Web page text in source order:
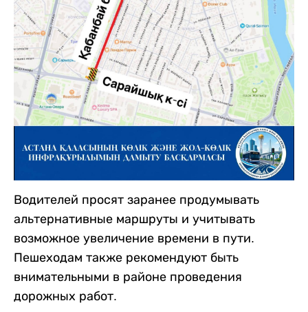
Водителей просят заранее продумывать
альтернативные маршруты и учитывать
возможное увеличение времени в пути.
Пешеходам также рекомендуют быть
внимательными в районе проведения
дорожных работ.